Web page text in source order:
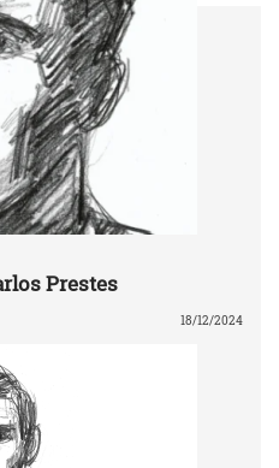
Prestes
18/12/2024